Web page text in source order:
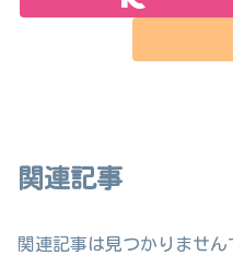
関連記事
関連記事は見つかりません